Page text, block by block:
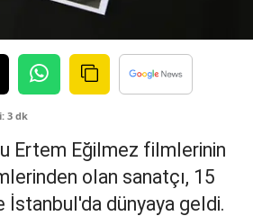
Edirne
Elazığ
3 dk
Ertem Eğilmez filmlerinin
olan sanatçı, 15
dünyaya geldi.